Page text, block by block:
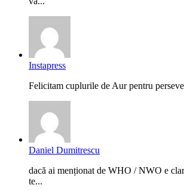
Instapress
Felicitam cuplurile de Aur pentru
Daniel Dumitrescu
dacă ai menționat de WHO / NWO e
te...